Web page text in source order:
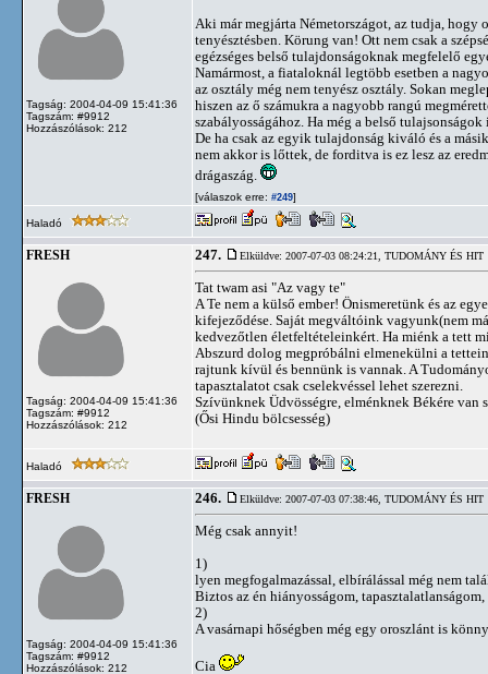
Tagság: 2004-04-09 15:41:36
Tagszám: #9912
Hozzászólások: 212
Aki már megjárta Németországot, az tudja, hogy
tenyésztésben. Körung van! Ott nem csak a
egézséges belső tulajdonságoknak megfelelő
Namármost, a fiataloknál legtöbb esetben a
az osztály még nem tenyész osztály. Sokan
hiszen az ő számukra a nagyobb rangú
szabályosságához. Ha még a belső
De ha csak az egyik tulajdonság kiváló és a
nem akkor is lőttek, de forditva is ez lesz az
drágaszág.
[válaszok erre: #249]
Haladó
FRESH
Tagság: 2004-04-09 15:41:36
Tagszám: #9912
Hozzászólások: 212
247. Elküldve: 2007-07-03 08:24:21, TUDOMÁNY ÉS HIT
Tat twam asi "Az vagy te"
A Te nem a külső ember! Önismeretünk és az
kifejeződése. Saját megváltóink vagyunk(nem
kedvezőtlen életfeltételeinkért. Ha miénk a tett
Abszurd dolog megpróbálni elmenekülni a
rajtunk kívül és bennünk is vannak. A
tapasztalatot csak cselekvéssel lehet szerezni.
Szívünknek Üdvösségre, elménknek Békére van
(Ősi Hindu bölcsesség)
Haladó
FRESH
Tagság: 2004-04-09 15:41:36
Tagszám: #9912
Hozzászólások: 212
246. Elküldve: 2007-07-03 07:38:46, TUDOMÁNY ÉS HIT
Még csak annyit!
1)
lyen megfogalmazással, elbírálással még nem
Biztos az én hiányosságom,
2)
A vasárnapi hőségben még egy oroszlánt is
Cia